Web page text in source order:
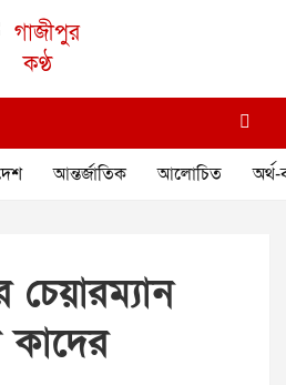
আন্তর্জাতিক আলোচিত অর্থ-
চেয়ারম্যান